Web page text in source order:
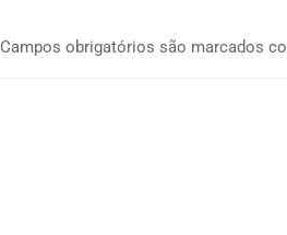
Campos obrigatórios são marcados